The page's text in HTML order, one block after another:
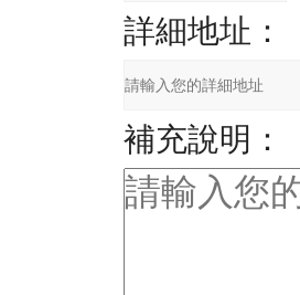
詳細地址：
補充說明：